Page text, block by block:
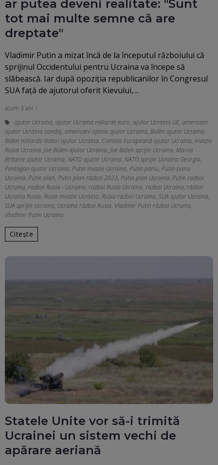
ar putea deveni realitate: "Sunt
tot mai multe semne că are
dreptate"
Vladimir Putin a mizat încă de la începutul războiului că
sprijinul Occidentului pentru Ucraina va începe să
slăbească. Iar după opoziția republicanilor în Congresul
SUA față de ajutorul oferit Kievului,…
acum 3 ani
ajutor Ucraina, ajutor Ucraina miliarde euro, ajutor Ucraina UE, americani
ajutor Ucraina sondaj, americani opinie ajutor Ucraina, Biden ajutor Ucraina,
Biden miliarde dolari ajutor Ucraina, Comisia Europeană ajutor Ucraina, invazie
Rusia Ucraina, Joe Biden ajutor Ucraina, Joe Biden sprijin Ucraina, Marea
Britanie ajutor Ucraina, NATO ajutor Ucraina, NATO sprijin Ucraina Georgia,
Pentagon ajutor Ucraina, Putin invazie Ucraina, Putin pariu, Putin pariu
Ucraina, Putin plan, Putin plan război 2023, Putin plan Ucraina, Putin razboi
Ucraina, razboi Rusia - Ucraina, razboi Rusia Ucraina, razboi Ucraina, război
Ucraina Rusia, Rusia invazie Ucraina, Rusia război Ucraina, SUA ajutor Ucraina,
SUA sprijin Ucraina, Ucraina război Rusia, Vladimir Putin război Ucraina,
Vladimir Putin Ucraina
Citește
Statele Unite vor să-i trimită
Ucrainei un sistem vechi de
apărare aeriană